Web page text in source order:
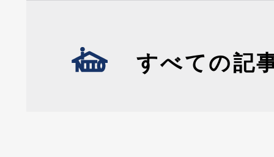
すべての記